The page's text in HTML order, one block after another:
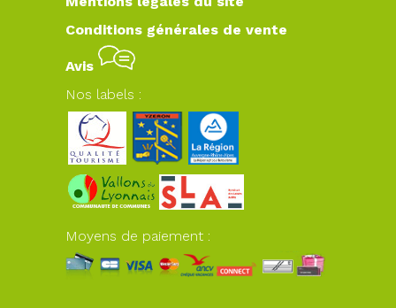
Conditions générales de vente
Avis
Nos labels :
Moyens de paiement :